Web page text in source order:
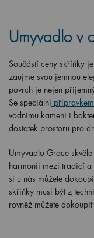
Umyvadlo v
Součástí ceny skříňky
zaujme svou jemnou
povrch je nejen
Se speciální
vodnímu kameni i
dostatek prostoru pro
Umyvadlo Grace
harmonii mezi tradicí a
si u nás můžete
skříňky musí být z
rovněž můžete